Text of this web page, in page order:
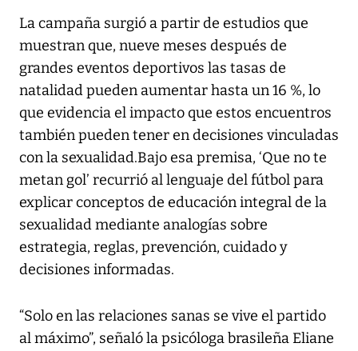
La campaña surgió a partir de estudios que
muestran que, nueve meses después de
grandes eventos deportivos las tasas de
natalidad pueden aumentar hasta un 16 %, lo
que evidencia el impacto que estos encuentros
también pueden tener en decisiones vinculadas
con la sexualidad.Bajo esa premisa, ‘Que no te
metan gol’ recurrió al lenguaje del fútbol para
explicar conceptos de educación integral de la
sexualidad mediante analogías sobre
estrategia, reglas, prevención, cuidado y
decisiones informadas.
“Solo en las relaciones sanas se vive el partido
al máximo”, señaló la psicóloga brasileña Eliane